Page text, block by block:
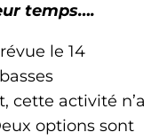
temps….
le 14
cette activité n’a
options sont